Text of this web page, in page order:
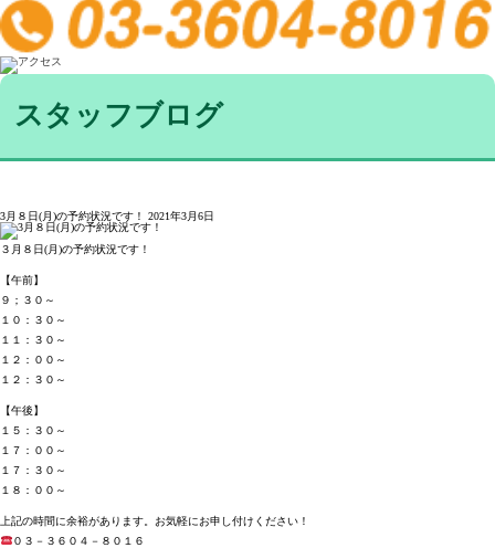
スタッフブログ
3月８日(月)の予約状況です！ 2021年3月6日
３月８日(月)の予約状況です！
【午前】
９；３０～
１０：３０～
１１：３０～
１２：００～
１２：３０～
【午後】
１５：３０～
１７：００～
１７：３０～
１８：００～
上記の時間に余裕があります。お気軽にお申し付けください！
０３－３６０４－８０１６